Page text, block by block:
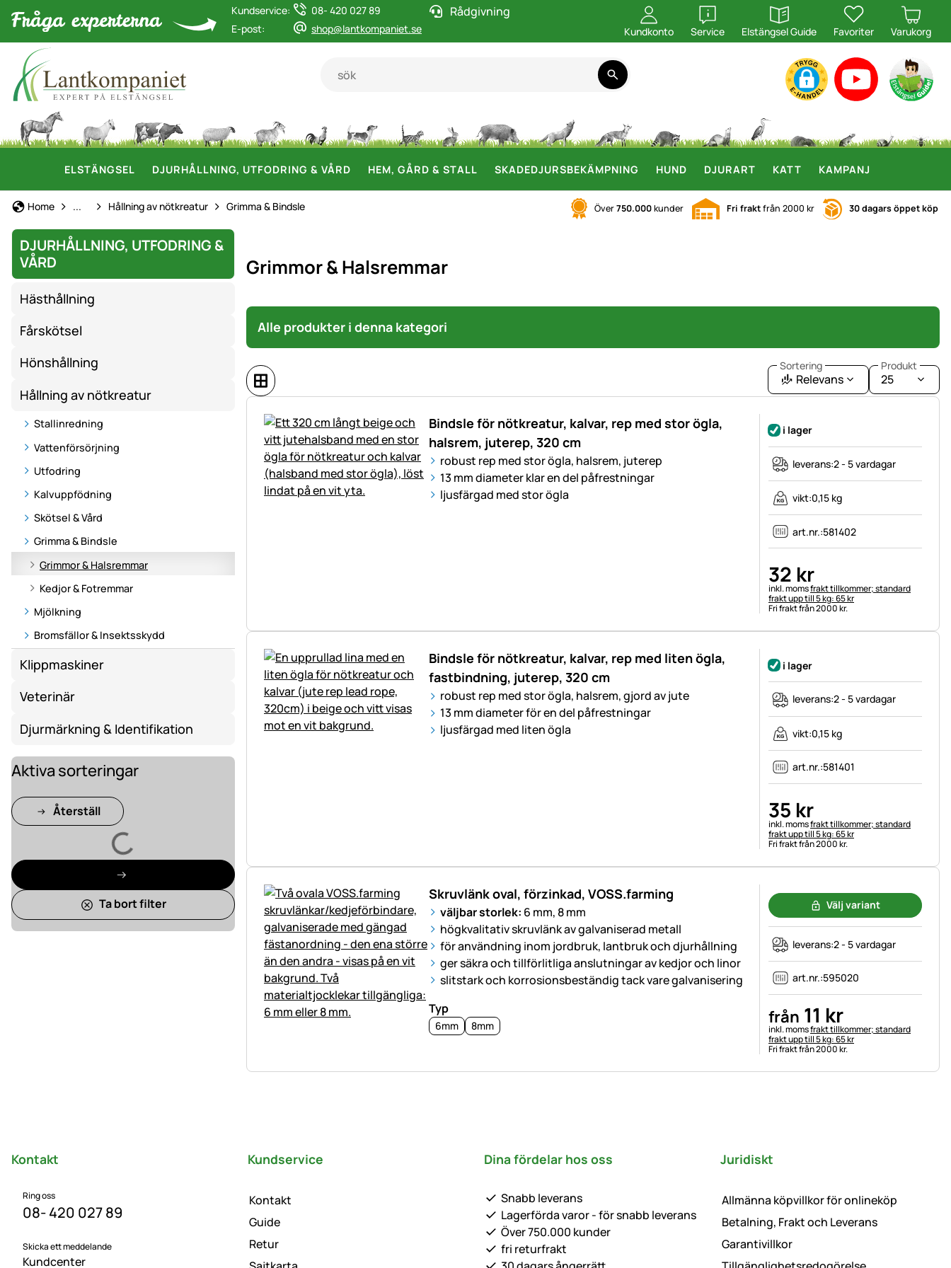
Kundservice:
08- 420 027 89
E-post:
shop@lantkompaniet.se
Rådgivning
Kundkonto Service
öppna
Elstängsel Guide
öppna
Favoriter Varukorg
ELSTÄNGSEL DJURHÅLLNING, UTFODRING & VÅRD HEM, GÅRD & STALL SKADEDJURSBEKÄMPNING HUND DJURART KATT KAMPANJ
Home Djurhållning, Utfodring & Vård
... Hållning av nötkreatur Grimma & Bindsle Över750.000kunder Fri fraktfrån 2000 kr 30 dagars öppet köp
DJURHÅLLNING, UTFODRING &
VÅRD
Hästhållning
Fårskötsel
Hönshållning
Hållning av nötkreatur
Stallinredning
Vattenförsörjning
Utfodring
Kalvuppfödning
Skötsel & Vård
Grimma & Bindsle
Grimmor & Halsremmar
Kedjor & Fotremmar
Mjölkning
Bromsfällor & Insektsskydd
Klippmaskiner
Veterinär
Djurmärkning & Identifikation
Laddar
Aktiva sorteringar
Återställ
Ta bort filter
Grimmor & Halsremmar
Alle produkter i denna kategori
Sortering
Relevans
Produkt
25
Bindsle för nötkreatur, kalvar, rep med stor ögla,
halsrem, juterep, 320 cm
robust rep med stor ögla, halsrem, juterep
13 mm diameter klar en del påfrestningar
ljusfärgad med stor ögla
i lager
leverans:2 - 5 vardagar
vikt:0,15 kg
art.nr.:581402
32 kr
Skatteinformation:
inkl. momsfrakt tillkommer; standard
frakt upp till 5 kg: 65 kr
Fri frakt från 2000 kr.
Bindsle för nötkreatur, kalvar, rep med liten ögla,
fastbindning, juterep, 320 cm
robust rep med stor ögla, halsrem, gjord av jute
13 mm diameter för en del påfrestningar
ljusfärgad med liten ögla
i lager
leverans:2 - 5 vardagar
vikt:0,15 kg
art.nr.:581401
35 kr
Skatteinformation:
inkl. momsfrakt tillkommer; standard
frakt upp till 5 kg: 65 kr
Fri frakt från 2000 kr.
Skruvlänk oval, förzinkad, VOSS.farming
väljbar storlek: 6 mm, 8 mm
högkvalitativ skruvlänk av galvaniserad metall
för användning inom jordbruk, lantbruk och djurhållning
ger säkra och tillförlitliga anslutningar av kedjor och linor
slitstark och korrosionsbeständig tack vare galvanisering
Typ
6mm 8mm
Välj variant
leverans:2 - 5 vardagar
art.nr.:595020
från 11 kr
Skatteinformation:
inkl. momsfrakt tillkommer; standard
frakt upp till 5 kg: 65 kr
Fri frakt från 2000 kr.
Kontakt
Ring oss
08- 420 027 89
Skicka ett meddelande
Kundcenter
Kundservice
Kontakt
Guide
Retur
Dina fördelar hos oss
Snabb leverans
Lagerförda varor - för snabb leverans
Över 750.000 kunder
fri returfrakt
Juridiskt
Allmänna köpvillkor för onlineköp
Betalning, Frakt och Leverans
Garantivillkor